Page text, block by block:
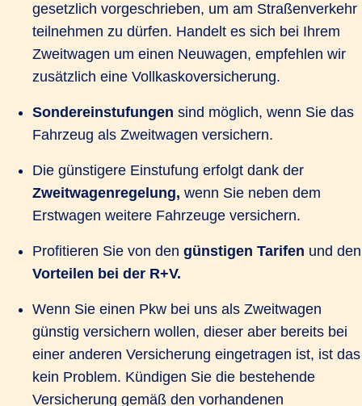
gesetzlich vorgeschrieben, um am Straßenverkehr
teilnehmen zu dürfen. Handelt es sich bei Ihrem
Zweitwagen um einen Neuwagen, empfehlen wir
zusätzlich eine Vollkaskoversicherung.
Sondereinstufungen sind möglich, wenn Sie das
Fahrzeug als Zweitwagen versichern.
Die günstigere Einstufung erfolgt dank der
Zweitwagenregelung, wenn Sie neben dem
Erstwagen weitere Fahrzeuge versichern.
Profitieren Sie von den günstigen Tarifen und den
Vorteilen bei der R+V.
Wenn Sie einen Pkw bei uns als Zweitwagen
günstig versichern wollen, dieser aber bereits bei
einer anderen Versicherung eingetragen ist, ist das
kein Problem. Kündigen Sie die bestehende
Versicherung gemäß den vorhandenen